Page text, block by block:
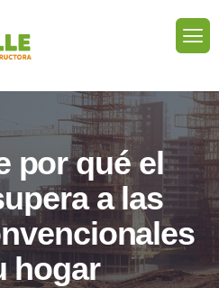
por qué el
a las
hogar